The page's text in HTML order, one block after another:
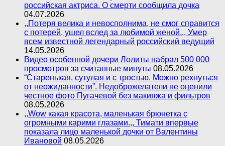
российская актриса. О смерти сообщила дочка
04.07.2026
,,Потеря велика и невосполнима, не смог справится
с потерей, ушел вслед за любимой женой.,, Умер
всем известной легендарный российский ведущий
14.05.2026
Видео особенной дочери Лолиты набрал 500 000
просмотров за считанные минуты 08.05.2026
“Старенькая, сутулая и с тростью. Можно рехнуться
от неожиданности”. Недоброжелатели не оценили
честное фото Пугачевой без макияжа и фильтров
08.05.2026
,,Wow какая красота, маленькая брюнетка с
огромными карими глазами.,, Тимати впервые
показала лицо маленькой дочки от Валентины
Ивановой 08.05.2026